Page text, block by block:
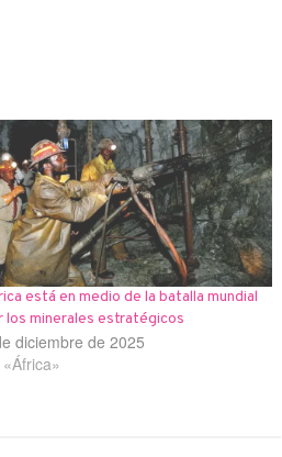
está en medio de la batalla mundial
los minerales estratégicos
diciembre de 2025
«África»